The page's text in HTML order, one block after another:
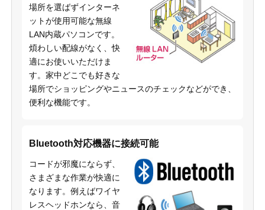
場所を選ばずインターネ
ットが使用可能な無線
LAN内蔵パソコンです。
煩わしい配線がなく、快
適にお使いいただけま
す。家中どこでも好きな
場所でショッピングやニュースのチェックなどができ、
便利な機能です。
Bluetooth対応機器に接続可能
コードが邪魔にならず、
さまざまな作業が快適に
なります。例えばワイヤ
レスヘッドホンなら、音